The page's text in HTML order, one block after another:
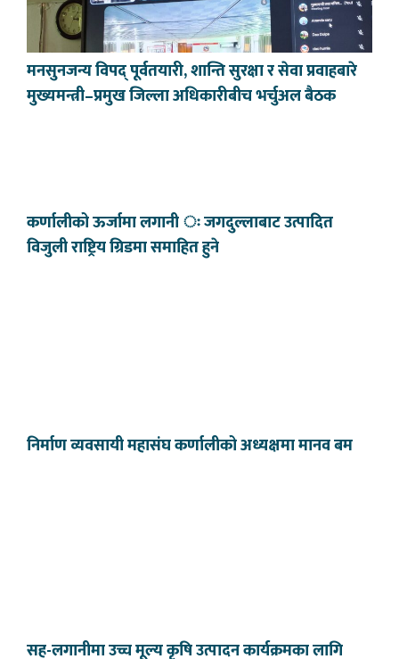
मनसुनजन्य विपद् पूर्वतयारी, शान्ति सुरक्षा र सेवा प्रवाहबारे
मुख्यमन्त्री–प्रमुख जिल्ला अधिकारीबीच भर्चुअल बैठक
कर्णालीको ऊर्जामा लगानी ः जगदुल्लाबाट उत्पादित
विजुली राष्ट्रिय ग्रिडमा समाहित हुने
निर्माण व्यवसायी महासंघ कर्णालीको अध्यक्षमा मानव बम
सह-लगानीमा उच्च मूल्य कृषि उत्पादन कार्यक्रमका लागि